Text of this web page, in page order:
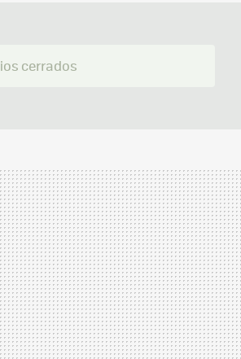
cerrados